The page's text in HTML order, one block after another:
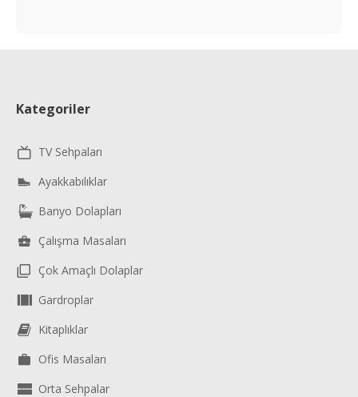
Kategoriler
TV Sehpaları
Ayakkabılıklar
Banyo Dolapları
Çalışma Masaları
Çok Amaçlı Dolaplar
Gardroplar
Kitaplıklar
Ofis Masaları
Orta Sehpalar